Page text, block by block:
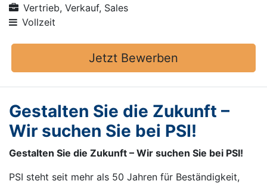
Vertrieb, Verkauf, Sales
Vollzeit
Jetzt Bewerben
Gestalten Sie die Zukunft –
Wir suchen Sie bei PSI!
Gestalten Sie die Zukunft – Wir suchen Sie bei PSI!
PSI steht seit mehr als 50 Jahren für Beständigkeit,